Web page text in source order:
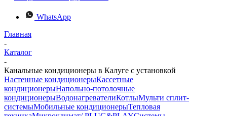
WhatsApp
Главная
-
Каталог
-
Канальные кондиционеры в Калуге с установкой
Настенные кондиционерыКассетные
кондиционерыНапольно-потолочные
кондиционерыВодонагревателиКотлыМульти сплит-
системыМобильные кондиционерыТепловая